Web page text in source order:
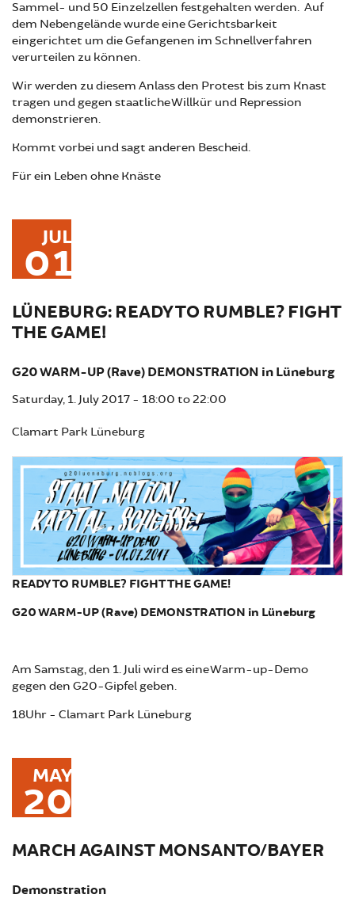
Sammel- und 50 Einzelzellen festgehalten werden. Auf
dem Nebengelände wurde eine Gerichtsbarkeit
eingerichtet um die Gefangenen im Schnellverfahren
verurteilen zu können.
Wir werden zu diesem Anlass den Protest bis zum Knast
tragen und gegen staatliche Willkür und Repression
demonstrieren.
Kommt vorbei und sagt anderen Bescheid.
Für ein Leben ohne Knäste
JUL
01
LÜNEBURG: READY TO RUMBLE? FIGHT
THE GAME!
G20 WARM-UP (Rave) DEMONSTRATION in Lüneburg
Saturday, 1. July 2017 - 18:00 to22:00
Clamart Park Lüneburg
READY TO RUMBLE? FIGHT THE GAME!
G20 WARM-UP (Rave) DEMONSTRATION in Lüneburg
Am Samstag, den 1. Juli wird es eine Warm-up-Demo
gegen den G20-Gipfel geben.
18Uhr - Clamart Park Lüneburg
MAY
20
MARCH AGAINST MONSANTO/BAYER
Demonstration